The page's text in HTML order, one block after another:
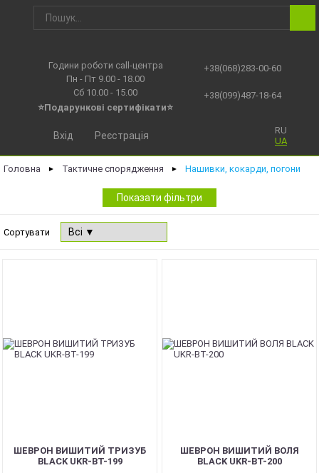
Години роботи call-центра
Пн - Пт 9.00 - 18.00
Сб 10.00 - 15.00
⭐Подарункові сертифікати⭐
+38(068)283-00-60
+38(099)487-18-64
RU
UA
Вхід Реєстрація
Головна ► Тактичне спорядження ► Нашивки, кокарди, погони
Показати фільтри
Сортувати
ШЕВРОН ВИШИТИЙ ТРИЗУБ
BLACK UKR-BT-199
ШЕВРОН ВИШИТИЙ ВОЛЯ
BLACK UKR-BT-200